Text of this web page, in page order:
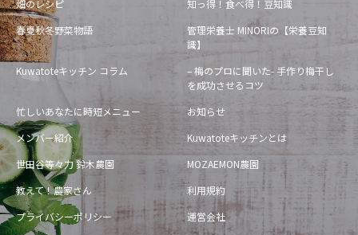
畑のレシピ
知っ得！食べ得！豆知識
春夏秋冬野菜物語
管理栄養士 MINORIの【栄養豆知
識】
Kuwatoteキッチン コラム
– 梅のプロに聞いた- 手作り梅干し
を成功させるコツ
忙しいあなたに時短メニュー
お知らせ
メンバー紹介
Kuwatoteキッチンとは
世田谷等々力 鈴木農園
MOZAEMON農園
教えて！農家さん
利用規約
プライバシーポリシー
運営会社